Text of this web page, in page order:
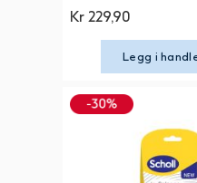
Kr 229,90
Legg i